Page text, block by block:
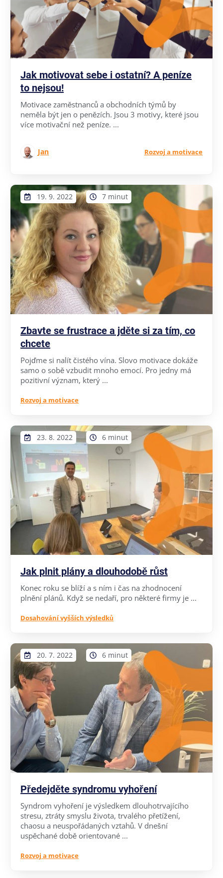
Jak motivovat sebe i ostatní? A peníze
to nejsou!
Motivace zaměstnanců a obchodních týmů by
neměla být jen o penězích. Jsou 3 motivy, které jsou
více motivační než peníze. ...
Jan Rozvoj a motivace
19. 9. 2022 7 minut
Zbavte se frustrace a jděte si za tím, co
chcete
Pojďme si nalít čistého vína. Slovo motivace dokáže
samo o sobě vzbudit mnoho emocí. Pro jedny má
pozitivní význam, který ...
Rozvoj a motivace
23. 8. 2022 6 minut
Jak plnit plány a dlouhodobě růst
Konec roku se blíží a s ním i čas na zhodnocení
plnění plánů. Když se nedaří, pro některé firmy je ...
Dosahování vyšších výsledků
20. 7. 2022 6 minut
Předejděte syndromu vyhoření
Syndrom vyhoření je výsledkem dlouhotrvajícího
stresu, ztráty smyslu života, trvalého přetížení,
chaosu a neuspořádaných vztahů. V dnešní
uspěchané době orientované ...
Rozvoj a motivace